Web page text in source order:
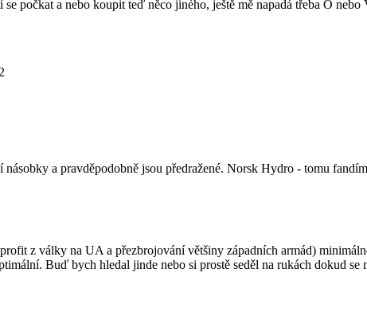
počkat a nebo koupit teď něco jiného, ještě mě napadá třeba O nebo
a pravděpodobně jsou předražené. Norsk Hydro - tomu
z války na UA a přezbrojování většiny západních armád)
Buď bych hledal jinde nebo si prostě seděl na rukách dokud se